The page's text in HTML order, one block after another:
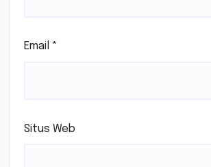
Email *
Situs Web